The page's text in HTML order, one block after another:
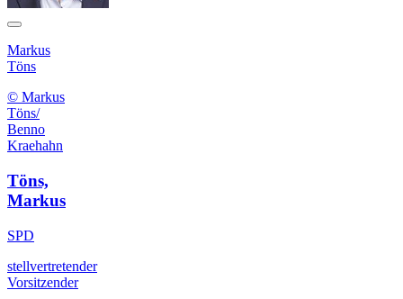
Markus
Töns
© Markus
Töns/
Benno
Kraehahn
Töns,
Markus
SPD
stellvertretender
Vorsitzender